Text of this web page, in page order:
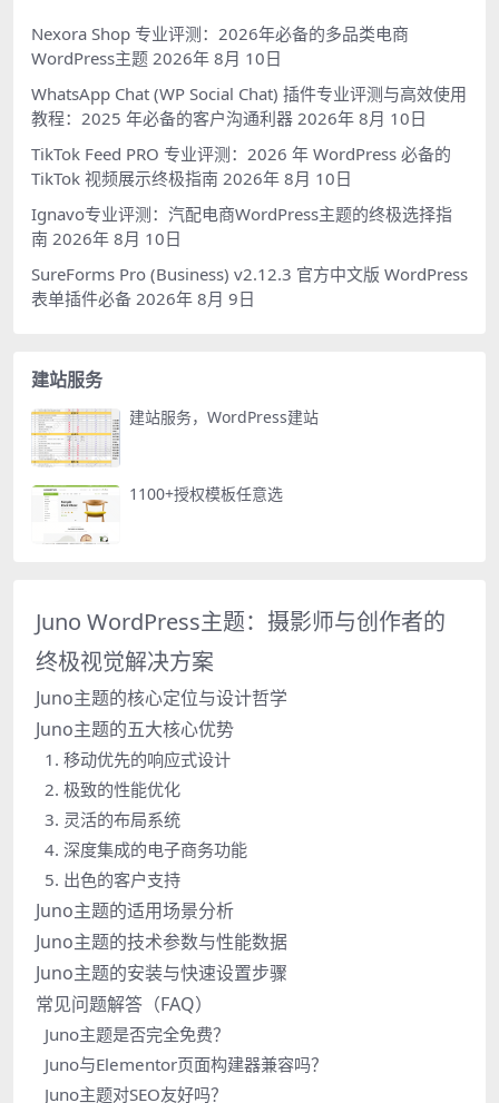
Nexora Shop 专业评测：2026年必备的多品类电商
WordPress主题 2026年 8月 10日
WhatsApp Chat (WP Social Chat) 插件专业评测与高效使用
教程：2025 年必备的客户沟通利器 2026年 8月 10日
TikTok Feed PRO 专业评测：2026 年 WordPress 必备的
TikTok 视频展示终极指南 2026年 8月 10日
Ignavo专业评测：汽配电商WordPress主题的终极选择指
南 2026年 8月 10日
SureForms Pro (Business) v2.12.3 官方中文版 WordPress
表单插件必备 2026年 8月 9日
建站服务
建站服务，WordPress建站
1100+授权模板任意选
Juno WordPress主题：摄影师与创作者的
终极视觉解决方案
Juno主题的核心定位与设计哲学
Juno主题的五大核心优势
1. 移动优先的响应式设计
2. 极致的性能优化
3. 灵活的布局系统
4. 深度集成的电子商务功能
5. 出色的客户支持
Juno主题的适用场景分析
Juno主题的技术参数与性能数据
Juno主题的安装与快速设置步骤
常见问题解答（FAQ）
Juno主题是否完全免费？
Juno与Elementor页面构建器兼容吗？
Juno主题对SEO友好吗？